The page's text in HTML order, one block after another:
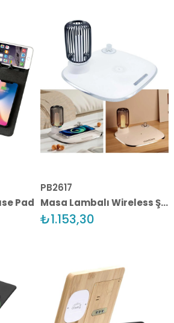
Pad Masa Lambalı Wireless Şarj Cihazı
PB2617
₺1.153,30